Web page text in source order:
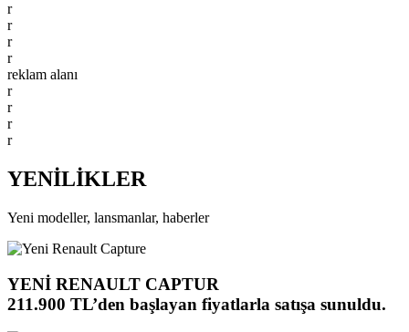
r
r
r
r
reklam alanı
r
r
r
r
YENİLİKLER
Yeni modeller, lansmanlar, haberler
YENİ RENAULT CAPTUR
211.900 TL’den başlayan fiyatlarla satışa sunuldu.